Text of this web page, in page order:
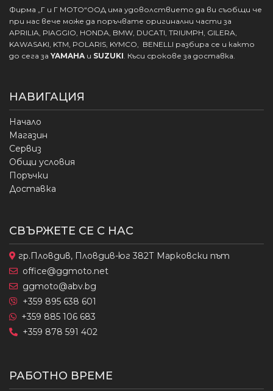
Фирма „Г и Г МОТО“ООД има удоволствието да ви съобщи че
при нас вече може да поръчвате оригинални части за
APRILIA, PIAGGIO, HONDA, BMW, DUCATI, TRIUMPH, GILERA,
KAWASAKI, KTM, POLARIS, KYMCO, BENELLI разбира се и както
до сега за YAMAHA и SUZUKI. Къси срокове за доставка.
НАВИГАЦИЯ
Начало
Магазин
Сервиз
Общи условия
Поръчки
Доставка
СВЪРЖЕТЕ СЕ С НАС
гр.Пловдив, Пловдив-юг 382Т Марковски път
office@ggmoto.net
ggmoto@abv.bg
+359 895 638 601
+359 885 106 683
+359 878 591 402
РАБОТНО ВРЕМЕ